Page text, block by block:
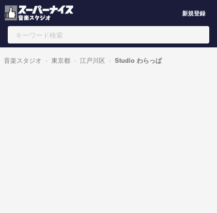
新規登録
音楽スタジオ 東京都 江戸川区 Studio わらっぱ